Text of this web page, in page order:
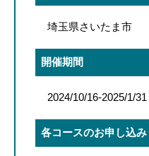
埼玉県さいたま市
開催期間
2024/10/16-2025/1/31
各コースのお申し込み